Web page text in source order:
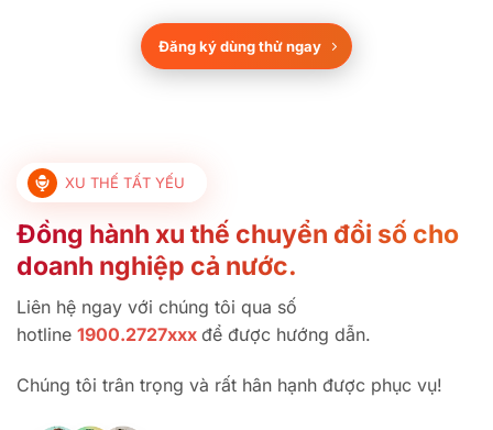
Đăng ký dùng thử ngay
XU THẾ TẤT YẾU
Đồng hành xu thế chuyển đổi số cho
doanh nghiệp cả nước.
Liên hệ ngay với chúng tôi qua số
hotline 1900.2727xxx để được hướng dẫn.
Chúng tôi trân trọng và rất hân hạnh được phục vụ!